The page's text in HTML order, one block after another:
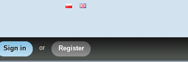
Sign in or Register